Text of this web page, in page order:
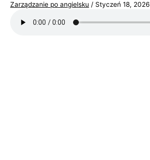
Zarządzanie po angielsku / Styczeń 18, 2026